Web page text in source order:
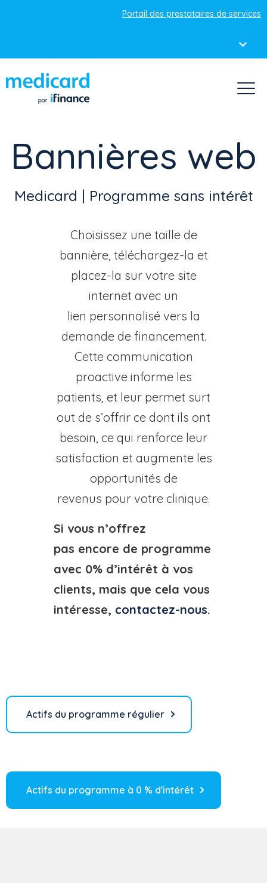
Portail des prestataires de services
Bannières web
Medicard | Programme sans intérêt
Choisissez une taille de
bannière, téléchargez-la et
placez-la sur votre site
internet avec un
lien personnalisé vers la
demande de financement.
Cette communication
proactive informe les
patients et leur permet surt
out de s’offrir ce dont ils ont
besoin, ce qui renforce leur
satisfaction et augmente les
opportunités de
revenus pour votre clinique.
Si vous n’offrez
pas encore de programme
avec 0% d’intérêt à vos
clients, mais que cela vous
intéresse, contactez-nous.
Actifs du programme régulier
Actifs du programme à 0 % d'intérêt